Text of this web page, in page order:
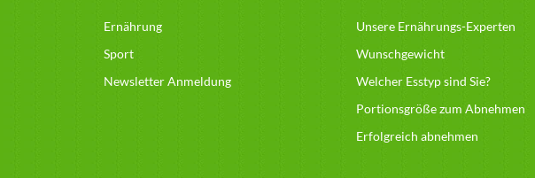
Ernährung
Sport
Newsletter Anmeldung
Unsere Ernährungs-Experten
Wunschgewicht
Welcher Esstyp sind Sie?
Portionsgröße zum Abnehmen
Erfolgreich abnehmen